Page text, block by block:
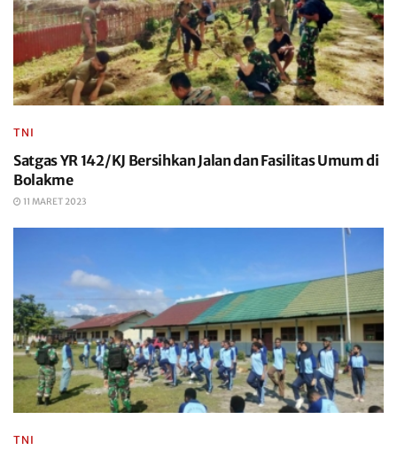
TNI
Satgas YR 142/KJ Bersihkan Jalan dan Fasilitas Umum di
Bolakme
11 MARET 2023
TNI